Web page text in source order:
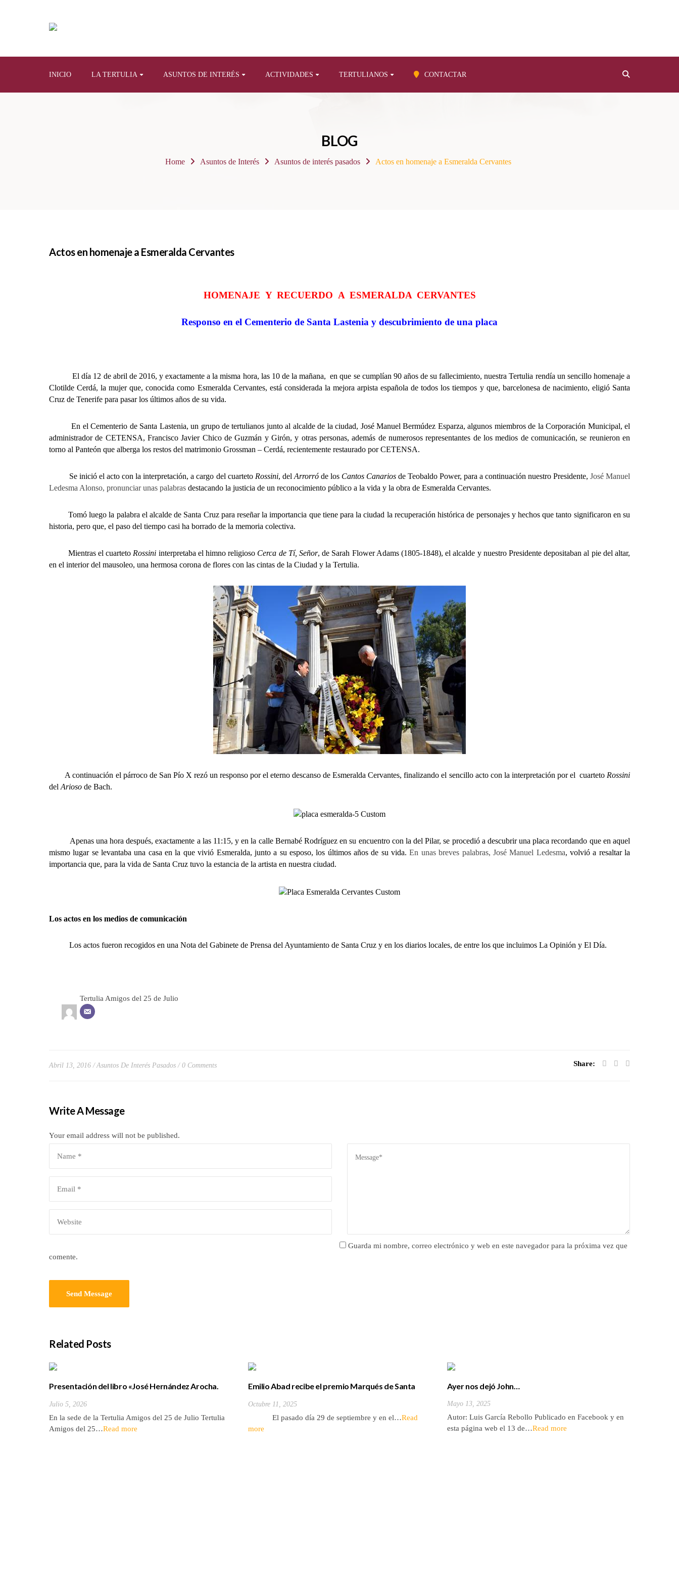
INICIO LA TERTULIA ASUNTOS DE INTERÉS ACTIVIDADES TERTULIANOS CONTACTAR
BLOG
Home Asuntos de Interés Asuntos de interés pasados Actos en homenaje a Esmeralda Cervantes
Actos en homenaje a Esmeralda Cervantes
HOMENAJE Y RECUERDO A ESMERALDA CERVANTES
Responso en el Cementerio de Santa Lastenia y descubrimiento de una placa
El día 12 de abril de 2016, y exactamente a la misma hora, las 10 de la mañana, en que se cumplían 90 años de su fallecimiento, nuestra Tertulia rendía un sencillo homenaje a
Clotilde Cerdá, la mujer que, conocida como Esmeralda Cervantes, está considerada la mejora arpista española de todos los tiempos y que, barcelonesa de nacimiento, eligió Santa
Cruz de Tenerife para pasar los últimos años de su vida.
En el Cementerio de Santa Lastenia, un grupo de tertulianos junto al alcalde de la ciudad, José Manuel Bermúdez Esparza, algunos miembros de la Corporación Municipal, el
administrador de CETENSA, Francisco Javier Chico de Guzmán y Girón, y otras personas, además de numerosos representantes de los medios de comunicación, se reunieron en
torno al Panteón que alberga los restos del matrimonio Grossman – Cerdá, recientemente restaurado por CETENSA.
Se inició el acto con la interpretación, a cargo del cuarteto Rossini, del Arrorróde los Cantos Canariosde Teobaldo Power, para a continuación nuestro Presidente,José Manuel
Ledesma Alonso, pronunciar unas palabras destacando la justicia de un reconocimiento público a la vida y la obra de Esmeralda Cervantes.
Tomó luego la palabra el alcalde de Santa Cruz para reseñar la importancia que tiene para la ciudad la recuperación histórica de personajes y hechos que tanto significaron en su
historia, pero que, el paso del tiempo casi ha borrado de la memoria colectiva.
Mientras el cuarteto Rossini interpretaba el himno religioso Cerca de Tí, Señor, de Sarah Flower Adams (1805-1848), el alcalde y nuestro Presidente depositaban al pie del altar,
en el interior del mausoleo, una hermosa corona de flores con las cintas de la Ciudad y la Tertulia.
A continuación el párroco de San Pío X rezó un responso por el eterno descanso de Esmeralda Cervantes, finalizando el sencillo acto con la interpretación por el cuarteto Rossini
del Arioso de Bach.
Apenas una hora después, exactamente a las 11:15, y en la calle Bernabé Rodríguez en su encuentro con la del Pilar, se procedió a descubrir una placa recordando que en aquel
mismo lugar se levantaba una casa en la que vivió Esmeralda, junto a su esposo, los últimos años de su vida.En unas breves palabras, José Manuel Ledesma, volvió a resaltar la
importancia que, para la vida de Santa Cruz tuvo la estancia de la artista en nuestra ciudad.
Los actos en los medios de comunicación
Los actos fueron recogidos en una Nota del Gabinete de Prensa del Ayuntamiento de Santa Cruz y en los diarios locales, de entre los que incluimos La Opinión y El Día.
Tertulia Amigos del 25 de Julio
Abril 13, 2016 Asuntos De Interés Pasados 0 Comments Share:
Write A Message
Your email address will not be published.
Guarda mi nombre, correo electrónico y web en este navegador para la próxima vez que
comente.
Related Posts
Presentación del libro «José Hernández Arocha.
Julio 5, 2026
En la sede de la Tertulia Amigos del 25 de Julio Tertulia
Amigos del 25…Read more
Emilio Abad recibe el premio Marqués de Santa
Octubre 11, 2025
El pasado día 29 de septiembre y en el…Read
more
Ayer nos dejó John…
Mayo 13, 2025
Autor: Luis García Rebollo Publicado en Facebook y en
esta página web el 13 de…Read more